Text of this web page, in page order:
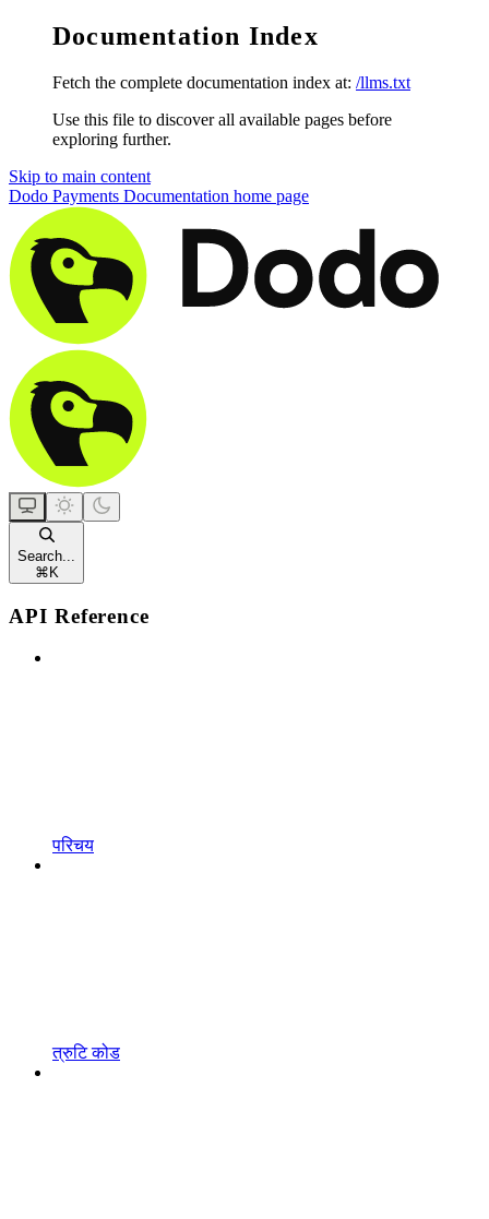
Documentation Index
Fetch the complete documentation index at: /llms.txt
Use this file to discover all available pages before
exploring further.
Skip to main content
Dodo Payments Documentation home page
Search...
⌘ K
API Reference
परिचय
त्रुटि कोड